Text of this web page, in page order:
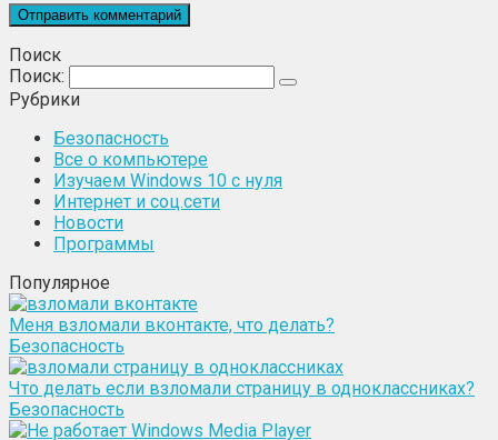
Поиск
Поиск:
Рубрики
Безопасность
Все о компьютере
Изучаем Windows 10 с нуля
Интернет и соц.сети
Новости
Программы
Популярное
Меня взломали вконтакте, что делать?
Безопасность
Что делать если взломали страницу в одноклассниках?
Безопасность